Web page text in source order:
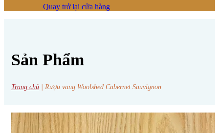
Quay trở lại cửa hàng
Sản Phẩm
Trang chủ Rượu vang Woolshed Cabernet Sauvignon